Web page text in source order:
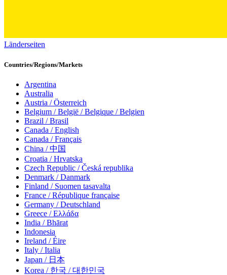
Länderseiten
Countries/Regions/Markets
Argentina
Australia
Austria / Österreich
Belgium / België / Belgique / Belgien
Brazil / Brasil
Canada / English
Canada / Français
China / 中国
Croatia / Hrvatska
Czech Republic / Česká republika
Denmark / Danmark
Finland / Suomen tasavalta
France / République française
Germany / Deutschland
Greece / Ελλάδα
India / Bhārat
Indonesia
Ireland / Éire
Italy / Italia
Japan / 日本
Korea / 한국 / 대한민국